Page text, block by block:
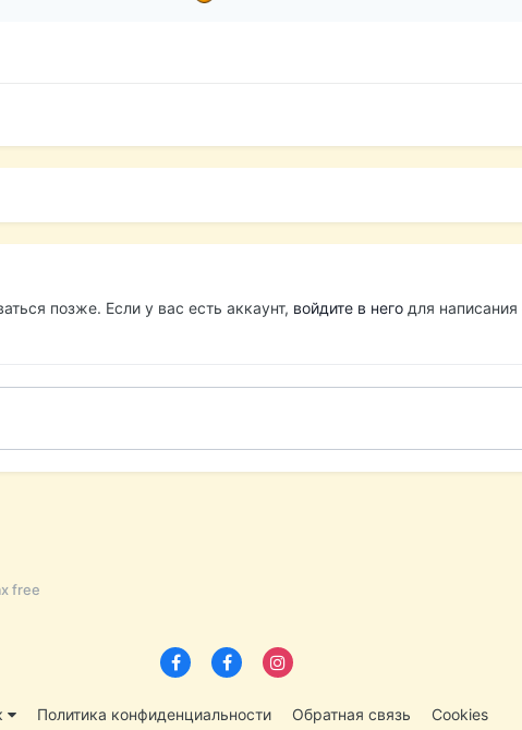
позже. Если у вас есть аккаунт, войдите в него для написания
free
Политика конфиденциальности Обратная связь Cookies